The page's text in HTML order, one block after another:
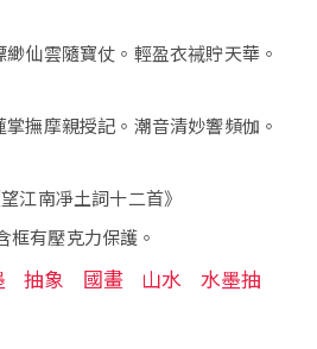
仙雲隨寶仗。輕盈衣祴貯天華。
撫摩親授記。潮音清妙響頻伽。
江南凈土詞十二首》
框有壓克力保護。
抽象 國畫 山水
水墨抽